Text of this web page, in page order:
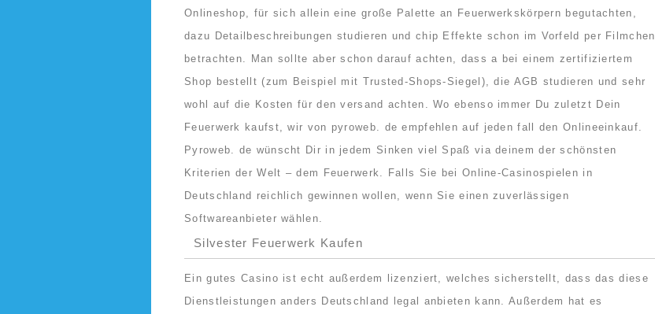
Onlineshop, für sich allein eine große Palette an Feuerwerkskörpern begutachten,
dazu Detailbeschreibungen studieren und chip Effekte schon im Vorfeld per Filmchen
betrachten. Man sollte aber schon darauf achten, dass a bei einem zertifiziertem
Shop bestellt (zum Beispiel mit Trusted-Shops-Siegel), die AGB studieren und sehr
wohl auf die Kosten für den versand achten. Wo ebenso immer Du zuletzt Dein
Feuerwerk kaufst, wir von pyroweb. de empfehlen auf jeden fall den Onlineeinkauf.
Pyroweb. de wünscht Dir in jedem Sinken viel Spaß via deinem der schönsten
Kriterien der Welt – dem Feuerwerk. Falls Sie bei Online-Casinospielen in
Deutschland reichlich gewinnen wollen, wenn Sie einen zuverlässigen
Softwareanbieter wählen.
Silvester Feuerwerk Kaufen
Ein gutes Casino ist echt außerdem lizenziert, welches sicherstellt, dass das diese
Dienstleistungen anders Deutschland legal anbieten kann. Außerdem hat es